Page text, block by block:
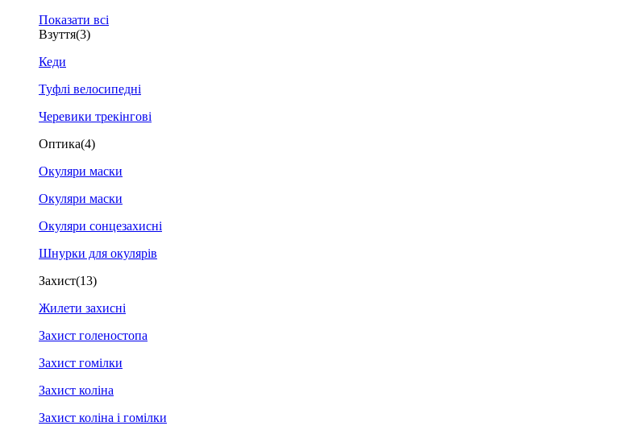
Показати всі
Взуття(3)
Кеди
Туфлі велосипедні
Черевики трекінгові
Оптика(4)
Окуляри маски
Окуляри маски
Окуляри сонцезахисні
Шнурки для окулярів
Захист(13)
Жилети захисні
Захист голеностопа
Захист гомілки
Захист коліна
Захист коліна і гомілки